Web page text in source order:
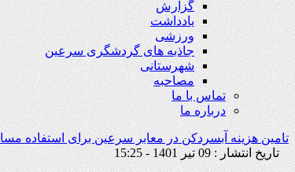
گزارش
یادداشت
ورزشی
جاذبه های گردشگری سرعین
شهرستانی
مصاحبه
تماس با ما
درباره ما
تامین هزینه آبسردکن در معابر سرعین برای استفاده
تاریخ انتشار : 09 تیر 1401 - 15:25